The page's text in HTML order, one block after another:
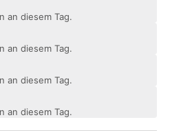
an diesem Tag.
an diesem Tag.
an diesem Tag.
an diesem Tag.